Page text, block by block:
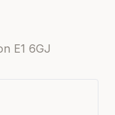
E1 6GJ